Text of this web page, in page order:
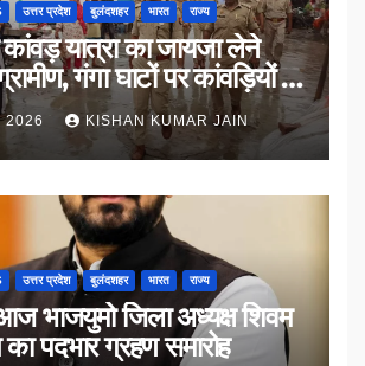
उत्तर प्रदेश बुलंदशहर भारत राज्य
यात्रा का जायजा लेने
गंगा घाटों पर कांवड़ियों से
2026 KISHAN KUMAR JAIN
उत्तर प्रदेश बुलंदशहर भारत राज्य
भाजयुमो जिला अध्यक्ष शिवम
का पदभार ग्रहण समारोह